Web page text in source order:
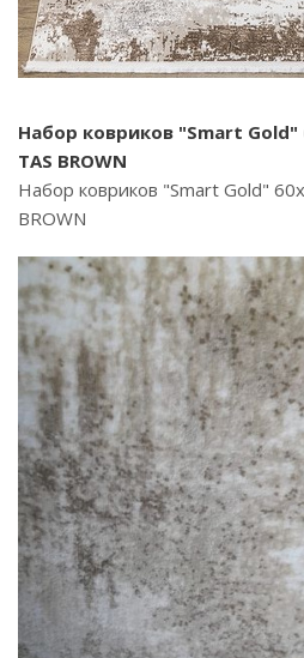
Набор ковриков "Smart Gold"
TAS BROWN
Набор ковриков "Smart Gold"
BROWN